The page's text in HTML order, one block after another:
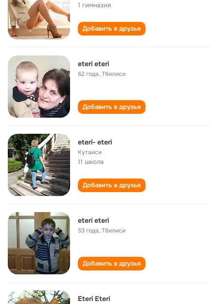
1 гимназия
Добавить в друзья
eteri eteri
62 года,Тбилиси
Добавить в друзья
eteri- eteri
Кутаиси
11 школа
Добавить в друзья
eteri eteri
53 года,Тбилиси
Добавить в друзья
Eteri Eteri